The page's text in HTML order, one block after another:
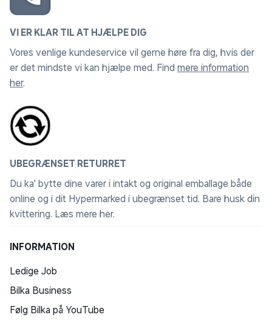
VI ER KLAR TIL AT HJÆLPE DIG
Vores venlige kundeservice vil gerne høre fra dig, hvis der
er det mindste vi kan hjælpe med. Find mere information
her.
UBEGRÆNSET RETURRET
Du ka' bytte dine varer i intakt og original emballage både
online og i dit Hypermarked i ubegrænset tid. Bare husk din
kvittering. Læs mere her.
INFORMATION
Ledige Job
Bilka Business
Følg Bilka på YouTube